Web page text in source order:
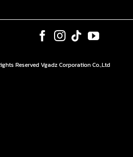
Reserved Vgadz Corporation Co.,Ltd